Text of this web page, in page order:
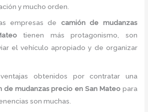
y mucho orden.
empresas de camión de mudanzas
tienen más protagonismo, son
el vehículo apropiado y de organizar
obtenidos por contratar una
de mudanzas precio en San Mateo para
son muchas.